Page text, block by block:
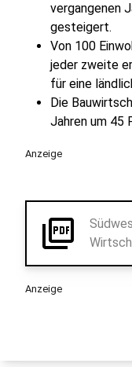
vergangenen
gesteigert.
Von 100
jeder zweite
für eine
Die
Jahren um 45
Anzeige
picture_as_pdf
Anzeige